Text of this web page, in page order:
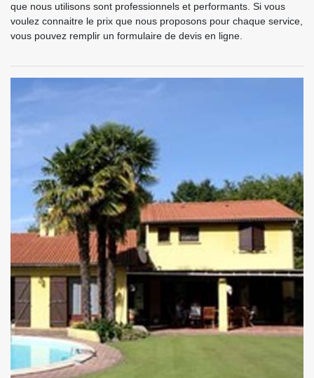
que nous utilisons sont professionnels et performants. Si vous
voulez connaitre le prix que nous proposons pour chaque service,
vous pouvez remplir un formulaire de devis en ligne.